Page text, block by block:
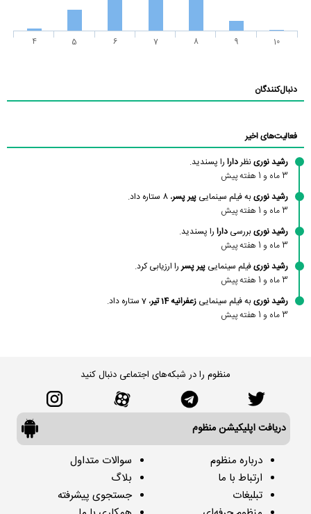
4 5 6 7 8 9 10
دنبال‌کنندگان
فعالیت‌های اخیر
رشید نورینظردارا را پسندید.
3 ماه و 1 هفته پیش
رشید نوریبه فیلم سینمایی پیر پسر، 8 ستاره داد.
3 ماه و 1 هفته پیش
رشید نوریبررسی دارا را پسندید.
3 ماه و 1 هفته پیش
رشید نوریفیلم سینمایی پیر پسررا ارزیابی کرد.
3 ماه و 1 هفته پیش
رشید نوریبه فیلم سینمایی زعفرانیه 14 تیر
، 7 ستاره داد.
3 ماه و 1 هفته پیش
منظوم را در شبکه‌های اجتماعی دنبال کنید
دریافت اپلیکیشن منظوم
درباره منظوم
ارتباط با ما
تبلیغات
سوالات متداول
بلاگ
جستجوی پیشرفته